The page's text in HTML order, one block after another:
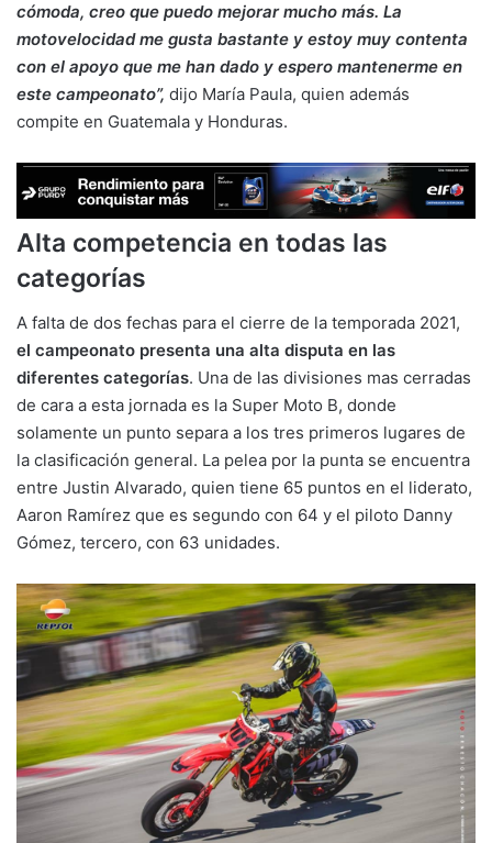
cómoda, creo que puedo mejorar mucho más. La
motovelocidad me gusta bastante y estoy muy contenta
con el apoyo que me han dado y espero mantenerme en
este campeonato”, dijo María Paula, quien además
compite en Guatemala y Honduras.
Alta competencia en todas las
categorías
A falta de dos fechas para el cierre de la temporada 2021,
el campeonato presenta una alta disputa en las
diferentes categorías. Una de las divisiones mas cerradas
de cara a esta jornada es la Super Moto B, donde
solamente un punto separa a los tres primeros lugares de
la clasificación general. La pelea por la punta se encuentra
entre Justin Alvarado, quien tiene 65 puntos en el liderato,
Aaron Ramírez que es segundo con 64 y el piloto Danny
Gómez, tercero, con 63 unidades.